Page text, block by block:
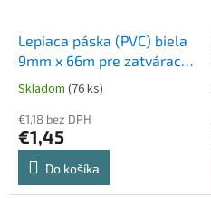
Lepiaca páska (PVC) biela
9mm x 66m pre zatvárací
strojček 67999 [1 ks]
Skladom (76 ks)
€1,18 bez DPH
€1,45
Do košíka